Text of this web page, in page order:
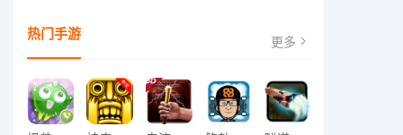
热门手游 更多